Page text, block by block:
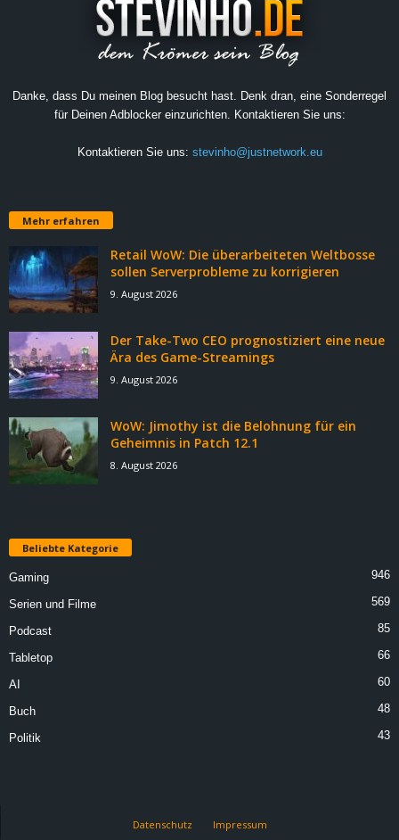
Danke, dass Du meinen Blog besucht hast. Denk dran, eine Sonderregel
für Deinen Adblocker einzurichten. Kontaktieren Sie uns:
Kontaktieren Sie uns: stevinho@justnetwork.eu
Mehr erfahren
Retail WoW: Die überarbeiteten Weltbosse
sollen Serverprobleme zu korrigieren
9. August 2026
Der Take-Two CEO prognostiziert eine neue
Ära des Game-Streamings
9. August 2026
WoW: Jimothy ist die Belohnung für ein
Geheimnis in Patch 12.1
8. August 2026
Beliebte Kategorie
Gaming 946
Serien und Filme 569
Podcast 85
Tabletop 66
AI 60
Buch 48
Politik 43
Datenschutz Impressum